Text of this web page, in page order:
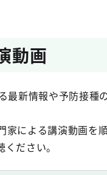
動画
新情報や予防接種
による講演動画を順
ださい。